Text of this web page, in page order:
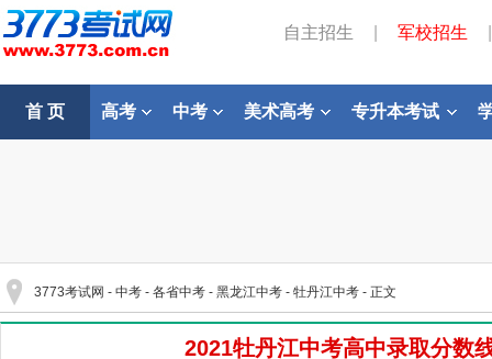
自主招生 军校招生
首 页 高考 中考 美术高考 专升本考试
3773考试网 - 中考 - 各省中考 - 黑龙江中考 - 牡丹江中考 - 正文
2021牡丹江中考高中录取分数